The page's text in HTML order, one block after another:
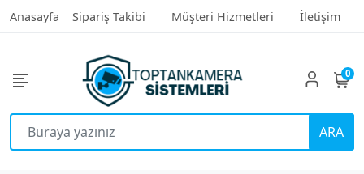
Anasayfa Sipariş Takibi Müşteri Hizmetleri İletişim
ARA
0